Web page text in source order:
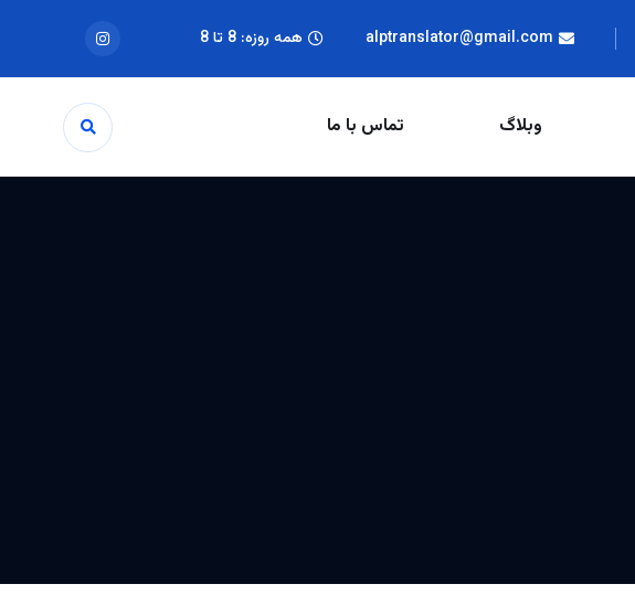
alptranslator@gmail.com همه روزه: 8 تا 8
وبلاگ تماس با ما